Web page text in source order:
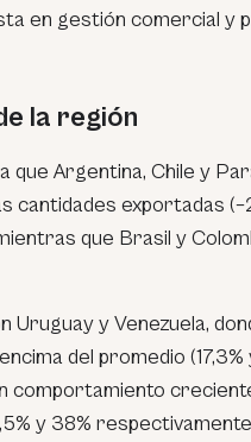
en gestión comercial y
la región
que Argentina, Chile y
exportadas
que Brasil y
Uruguay y Venezuela,
del promedio
comportamiento
y 38%